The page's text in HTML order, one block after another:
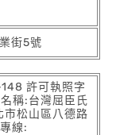
街5號
許可執照字
稱:台灣屈臣氏
市松山區八德路
線: